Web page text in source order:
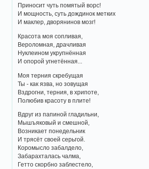
Приносит чуть помятый ворс!
И мощность, суть дождинок метких
И маклер, дворянинов мозг!
Красота моя сопливая,
Вероломная, драчливая
Нуклеином укрупнённая
И опорой угнетённая...
Моя терния скребущая
Ты - как язва, но зовущая
Вздрогни, терния, в хрипоте,
Полюбив красоту в плите!
Вдруг из папиной гладильни,
Мышъяковый и смешной,
Возникает понедельник
И трясёт своей серьгой.
Коромысло забалдело,
Забарахталась чалма,
Гетто скорбно заблестело,